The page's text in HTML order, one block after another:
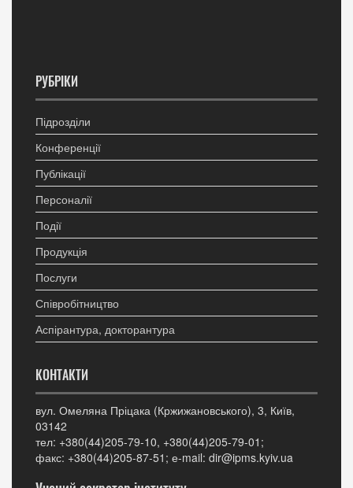
РУБРІКИ
Підрозділи
Конференції
Публікації
Персоналії
Події
Продукція
Послуги
Співробітництво
Аспірантура, докторантура
КОНТАКТИ
вул. Омеляна Пріцака (Кржижановського), 3, Київ,
03142
тел: +380(44)205-79-10, +380(44)205-79-01;
факс: +380(44)205-87-51; е-mail: dir@ipms.kyiv.ua